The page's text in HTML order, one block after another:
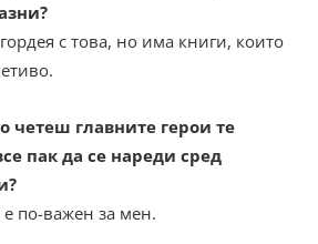
с това, но има книги, които
четеш главните герои те
пак да се нареди сред
по-важен за мен.